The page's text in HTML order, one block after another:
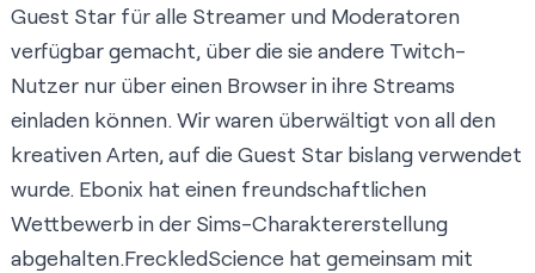
Guest Star für alle Streamer und Moderatoren
verfügbar gemacht, über die sie andere Twitch-
Nutzer nur über einen Browser in ihre Streams
einladen können. Wir waren überwältigt von all den
kreativen Arten, auf die Guest Star bislang verwendet
wurde. Ebonix hat einen freundschaftlichen
Wettbewerb in der Sims-Charaktererstellung
abgehalten.FreckledScience hat gemeinsam mit